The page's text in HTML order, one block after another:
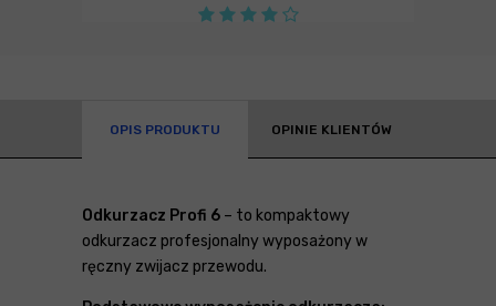
OPIS PRODUKTU OPINIE KLIENTÓW
Odkurzacz Profi 6 – to kompaktowy
odkurzacz profesjonalny wyposażony w
ręczny zwijacz przewodu.